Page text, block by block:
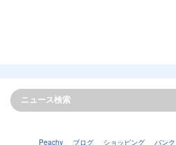
Peachy ブログ ショッピング バンク